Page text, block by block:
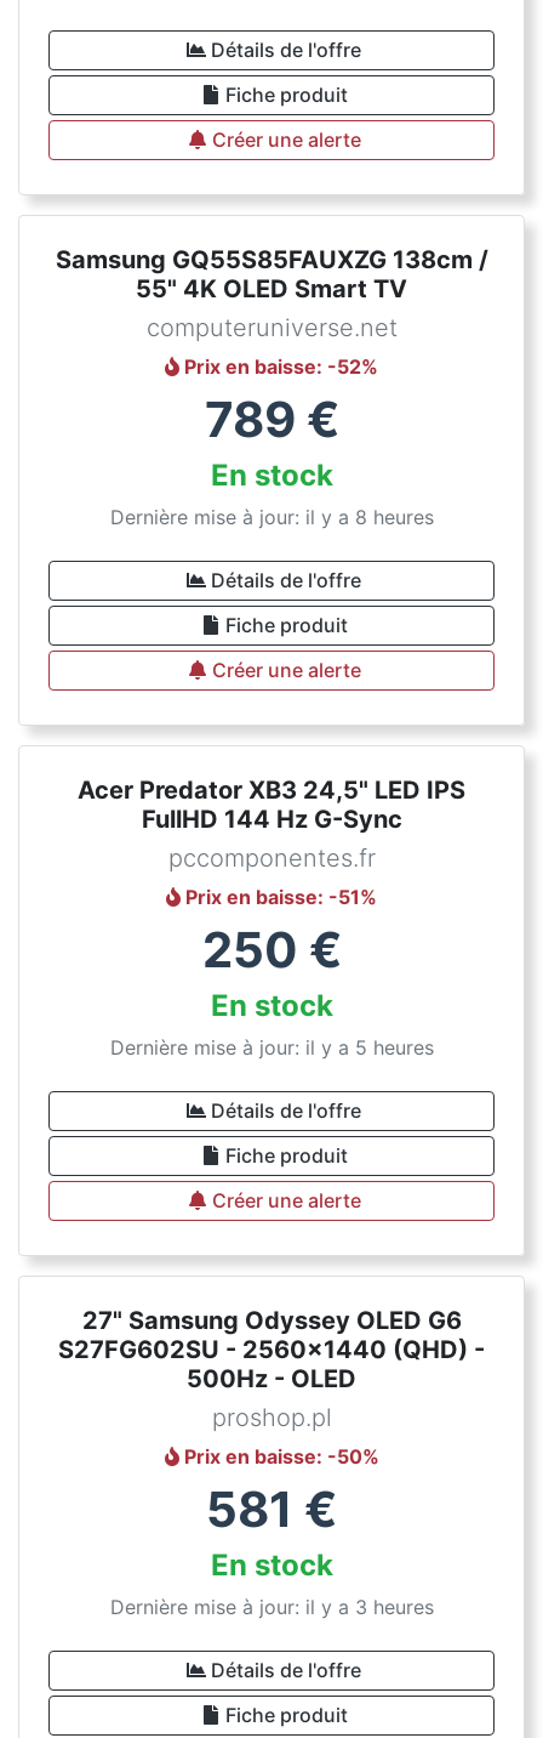
Détails de l'offre
Fiche produit
Créer une alerte
Samsung GQ55S85FAUXZG 138cm /
55" 4K OLED Smart TV
computeruniverse.net
Prix en baisse: -52%
789 €
En stock
Dernière mise à jour: il y a 8 heures
Détails de l'offre
Fiche produit
Créer une alerte
Acer Predator XB3 24,5" LED IPS
FullHD 144 Hz G-Sync
pccomponentes.fr
Prix en baisse: -51%
250 €
En stock
Dernière mise à jour: il y a 5 heures
Détails de l'offre
Fiche produit
Créer une alerte
27" Samsung Odyssey OLED G6
S27FG602SU - 2560x1440 (QHD) -
500Hz - OLED
proshop.pl
Prix en baisse: -50%
581 €
En stock
Dernière mise à jour: il y a 3 heures
Détails de l'offre
Fiche produit